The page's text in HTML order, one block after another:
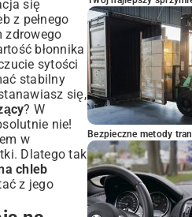
się
z pełnego
zdrowego
błonnika
sytości
stabilny
się,
? W
nie!
w
Dlatego tak
chleb
z jego
Bezpieczne metody